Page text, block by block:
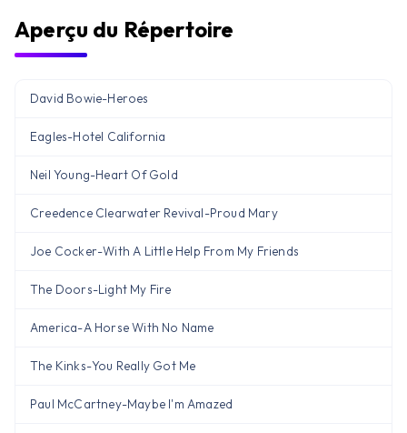
Aperçu du Répertoire
David Bowie-Heroes
Eagles-Hotel California
Neil Young-Heart Of Gold
Creedence Clearwater Revival-Proud Mary
Joe Cocker-With A Little Help From My Friends
The Doors-Light My Fire
America-A Horse With No Name
The Kinks-You Really Got Me
Paul McCartney-Maybe I'm Amazed